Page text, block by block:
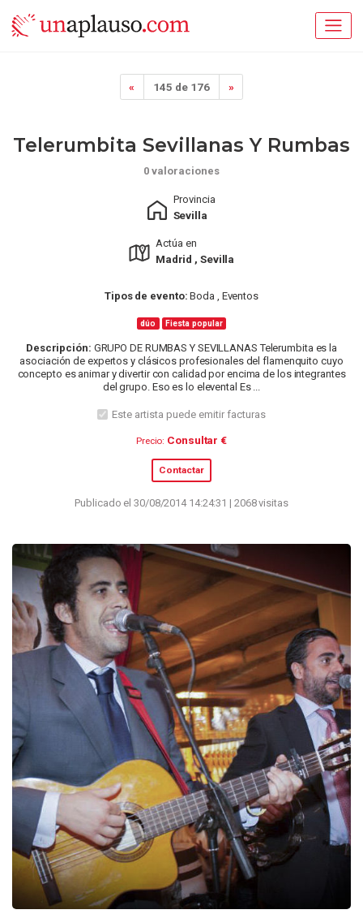
« 145 de 176 »
Telerumbita Sevillanas Y Rumbas
0 valoraciones
Provincia
Sevilla
Actúa en
Madrid , Sevilla
Tipos de evento: Boda , Eventos
dúo Fiesta popular
Descripción: GRUPO DE RUMBAS Y SEVILLANAS Telerumbita es la
asociación de expertos y clásicos profesionales del flamenquito cuyo
concepto es animar y divertir con calidad por encima de los integrantes
del grupo. Eso es lo elevental Es ...
Este artista puede emitir facturas
Precio: Consultar €
Contactar
Publicado el 30/08/2014 14:24:31 | 2068 visitas